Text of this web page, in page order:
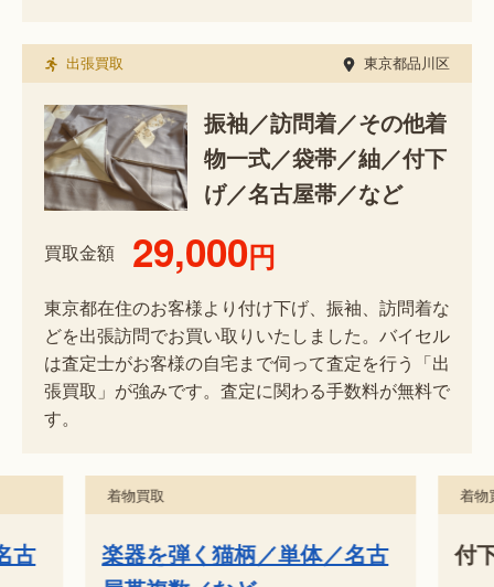
出張買取 東京都品川区
振袖／訪問着／その他着
物一式／袋帯／紬／付下
げ／名古屋帯／など
買取金額 29,000円
東京都在住のお客様より付け下げ、振袖、訪問着な
どを出張訪問でお買い取りいたしました。バイセル
は査定士がお客様の自宅まで伺って査定を行う「出
張買取」が強みです。査定に関わる手数料が無料で
す。
古
着物買取
楽器を弾く猫柄／単体／名古
着物
付